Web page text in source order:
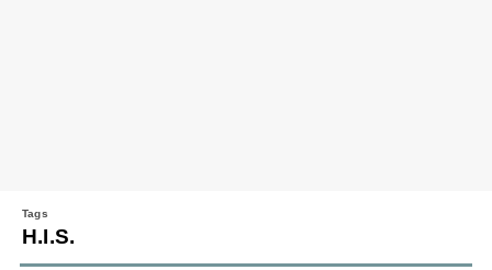
H.I.S.